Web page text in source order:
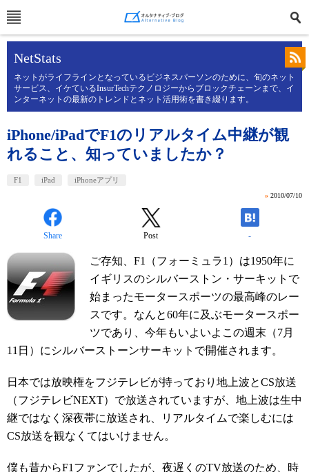
NetStats
ネットがライフラインとなっているビジネスパーソンのために、旬のネット
サービス、イケているInsurTechテクノロジーからブロックチェーンまで、イ
ンターネットの最新のトレンドとネット活用術を書き綴ります。
iPhone/iPadでF1のリアルタイム中継が観
れること、知っていましたか？
F1 iPad iPhoneアプリ
» 2010/07/10
Share Post -
ご存知、F1（フォーミュラ1）は1950年に
イギリスのシルバーストン・サーキットで
始まったモータースポーツの最高峰のレー
スです。なんと60年に及ぶモータースポー
ツであり、今年もいよいよこの週末（7月
11日）にシルバーストーンサーキットで開催されます。
日本では放映権をフジテレビが持っており地上波とCS放送
（フジテレビNEXT）で放送されていますが、地上波は生中
継ではなく深夜帯に放送され、リアルタイムで楽しむには
CS放送を観なくてはいけません。
僕も昔からF1ファンでしたが、夜遅くのTV放送のため、時